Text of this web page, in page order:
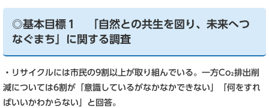
◎基本目標１ 「自然との共生を図り、未来へつ
なぐまち」に関する調査
・リサイクルには市民の9割以上が取り組んでいる。一方Co₂排出削
減については6割が「意識しているがなかなかできない」「何をすれ
ばいいかわからない」と回答。